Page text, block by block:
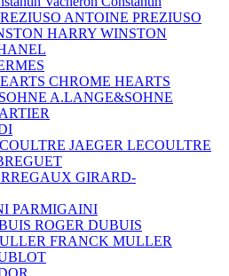
ANTOINE PREZIUSO
HARRY WINSTON
CHROME HEARTS
A.LANGE&SOHNE
JAEGER LECOULTRE
GIRARD-
PARMIGAINI
ROGER DUBUIS
FRANCK MULLER